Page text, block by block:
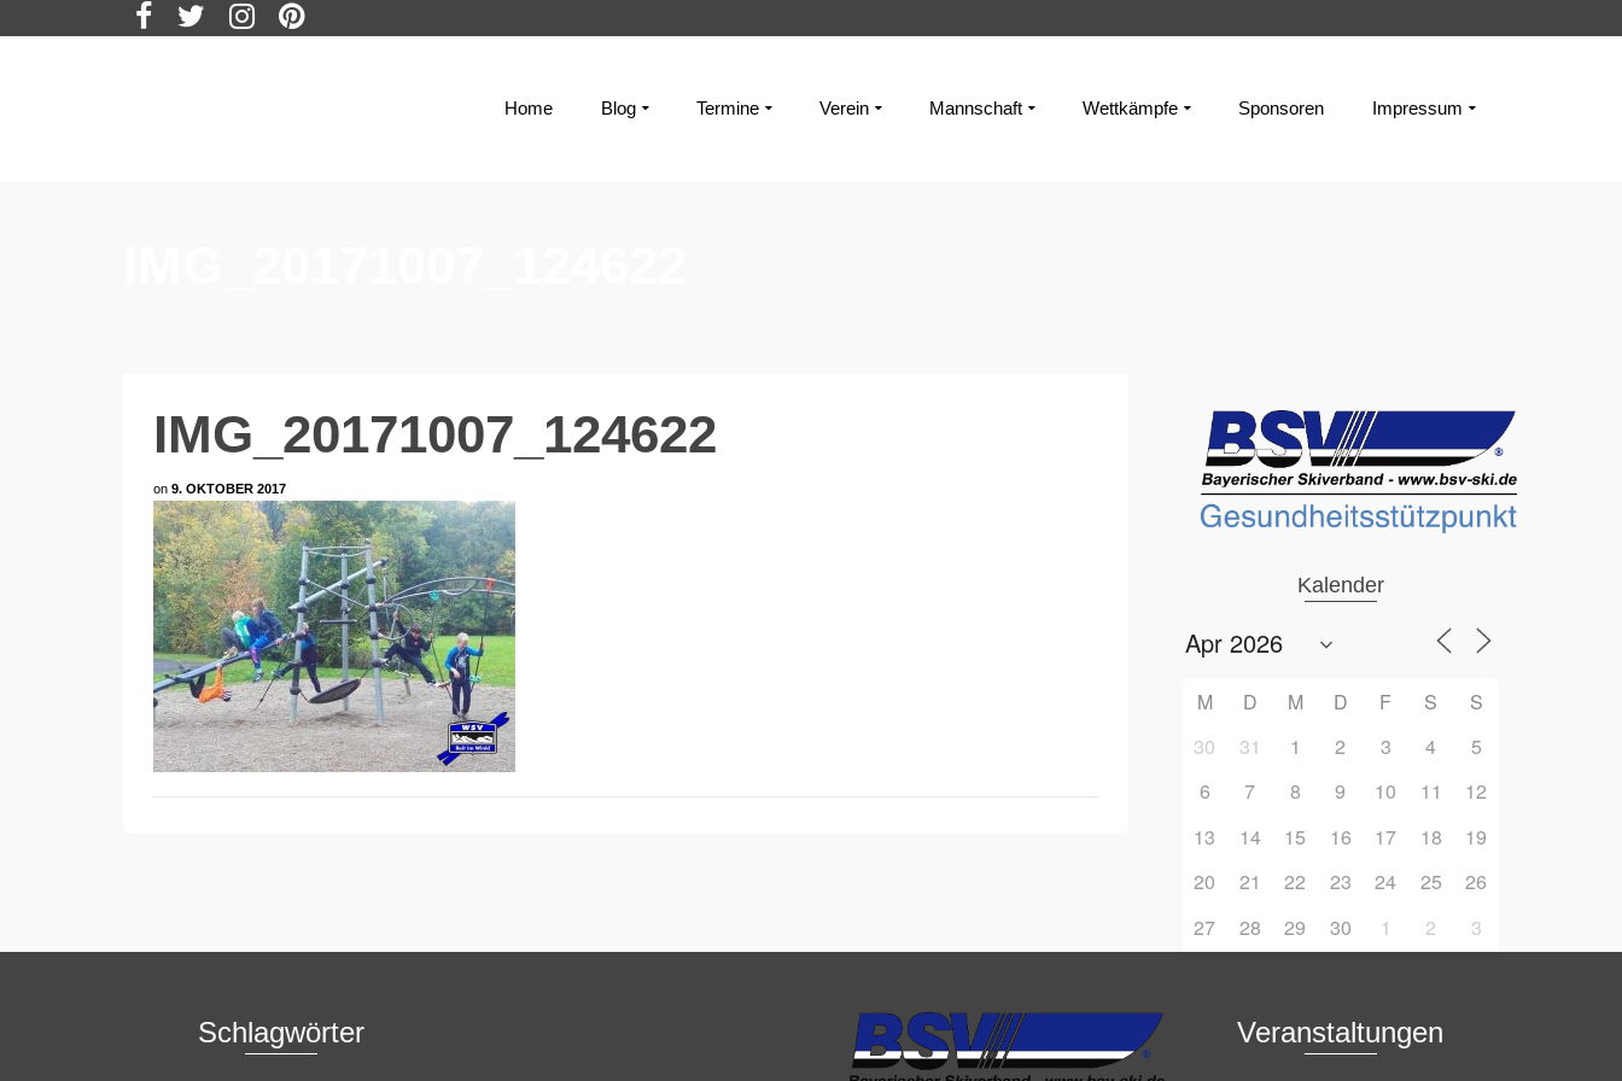
Home Blog Termine Verein Mannschaft Wettkämpfe Sponsoren Impressum
IMG_20171007_124622
on 9. OKTOBER 2017
Kalender
M D M D F S
S
30
31 1 2 3 4
5
6
7 8 9 10 11
12
13
14 15 16 17 18
19
20
21 22 23 24 25
26
27
28 29 30 1 2 3
Schlagwörter Veranstaltungen